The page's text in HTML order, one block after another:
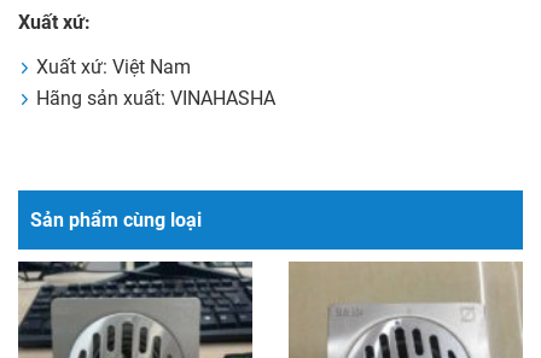
Xuất xứ:
Xuất xứ: Việt Nam
Hãng sản xuất: VINAHASHA
Sản phẩm cùng loại